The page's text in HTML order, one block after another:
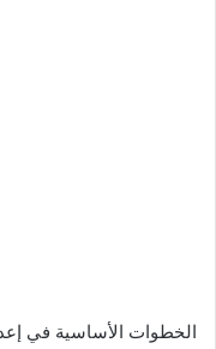
الخطوات الأساسية في